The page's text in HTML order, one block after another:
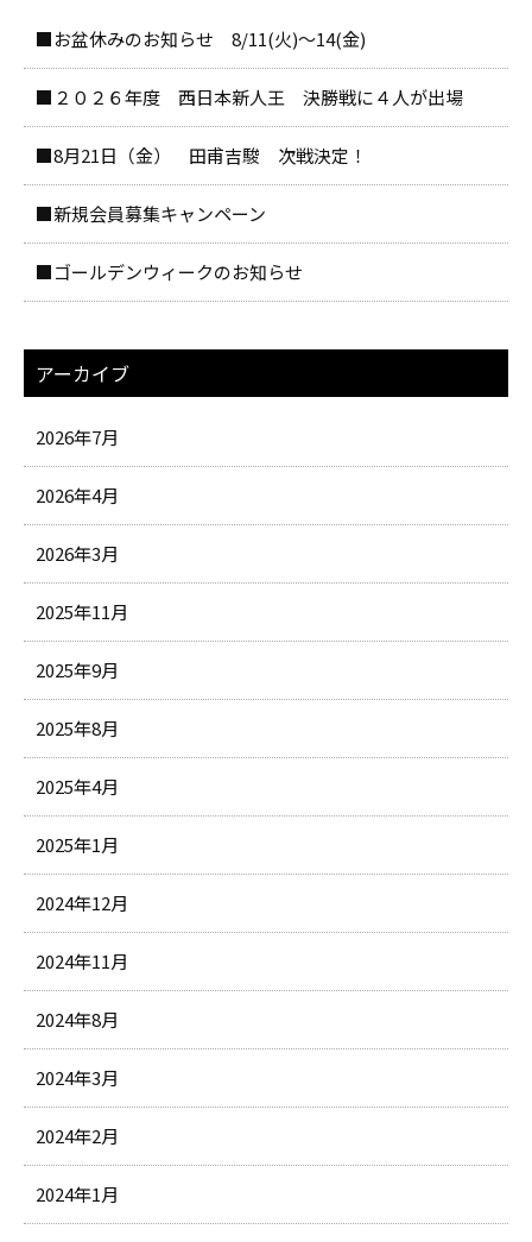
■お盆休みのお知らせ 8/11(火)～14(金)
■２０２６年度 西日本新人王 決勝戦に４人が出場
■8月21日（金） 田甫吉駿 次戦決定！
■新規会員募集キャンペーン
■ゴールデンウィークのお知らせ
アーカイブ
2026年7月
2026年4月
2026年3月
2025年11月
2025年9月
2025年8月
2025年4月
2025年1月
2024年12月
2024年11月
2024年8月
2024年3月
2024年2月
2024年1月